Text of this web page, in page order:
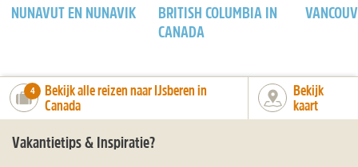
NUNAVUT EN NUNAVIK
BRITISH COLUMBIA IN
CANADA
number_of_trips:
4
Bekijk alle reizen naar IJsberen in
Canada
Bekijk
kaart
Vakantietips & Inspiratie?